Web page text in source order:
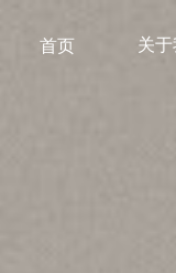
首页 关